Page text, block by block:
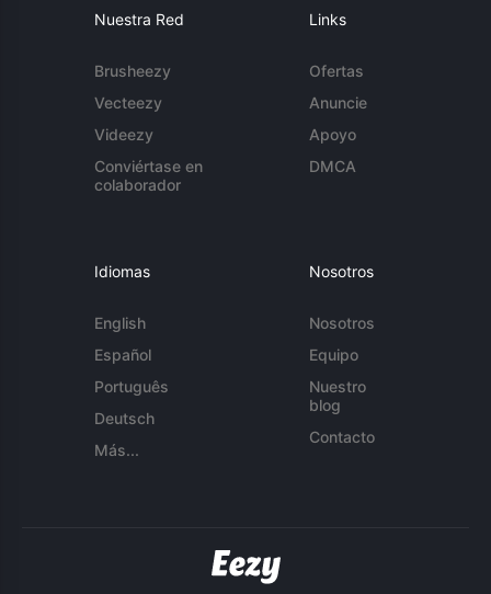
Nuestra Red
Brusheezy
Vecteezy
Videezy
Conviértase en
colaborador
Links
Ofertas
Anuncie
Apoyo
DMCA
Idiomas
English
Español
Português
Deutsch
Más...
Nosotros
Nosotros
Equipo
Nuestro
blog
Contacto